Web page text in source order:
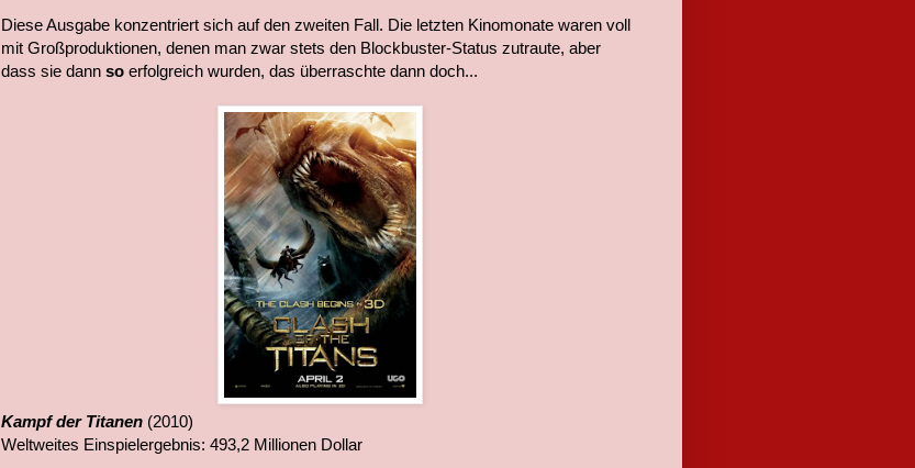
Diese Ausgabe konzentriert sich auf den zweiten Fall. Die letzten Kinomonate waren voll
mit Großproduktionen, denen man zwar stets den Blockbuster-Status zutraute, aber
dass sie dann so erfolgreich wurden, das überraschte dann doch...
Kampf der Titanen (2010)
Weltweites Einspielergebnis: 493,2 Millionen Dollar